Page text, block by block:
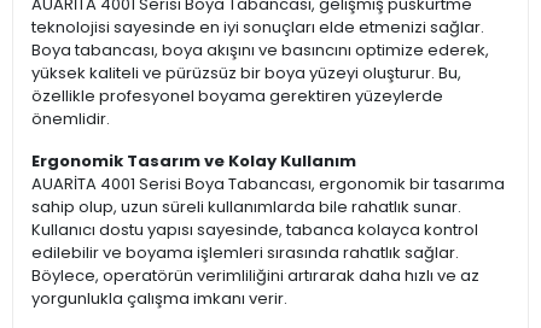
AUARİTA 4001 Serisi Boya Tabancası, gelişmiş püskürtme
teknolojisi sayesinde en iyi sonuçları elde etmenizi sağlar.
Boya tabancası, boya akışını ve basıncını optimize ederek,
yüksek kaliteli ve pürüzsüz bir boya yüzeyi oluşturur. Bu,
özellikle profesyonel boyama gerektiren yüzeylerde
önemlidir.
Ergonomik Tasarım ve Kolay Kullanım
AUARİTA 4001 Serisi Boya Tabancası, ergonomik bir tasarıma
sahip olup, uzun süreli kullanımlarda bile rahatlık sunar.
Kullanıcı dostu yapısı sayesinde, tabanca kolayca kontrol
edilebilir ve boyama işlemleri sırasında rahatlık sağlar.
Böylece, operatörün verimliliğini artırarak daha hızlı ve az
yorgunlukla çalışma imkanı verir.